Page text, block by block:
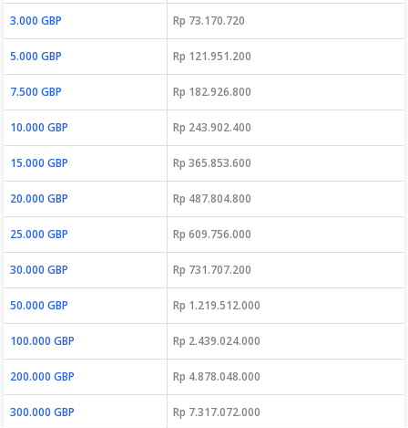
3.000 GBP Rp 73.170.720
5.000 GBP Rp 121.951.200
7.500 GBP Rp 182.926.800
10.000 GBP Rp 243.902.400
15.000 GBP Rp 365.853.600
20.000 GBP Rp 487.804.800
25.000 GBP Rp 609.756.000
30.000 GBP Rp 731.707.200
50.000 GBP Rp 1.219.512.000
100.000 GBP Rp 2.439.024.000
200.000 GBP Rp 4.878.048.000
300.000 GBP Rp 7.317.072.000